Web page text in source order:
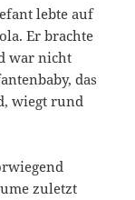
lebte auf
Er brachte
war nicht
das
wiegt rund
zuletzt